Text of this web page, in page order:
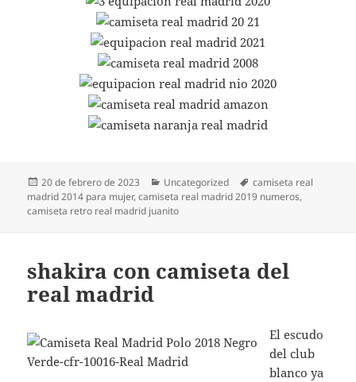
Publicado
el
20 de febrero de 2023 Categorías
Uncategorized Etiquetas
camiseta real
madrid 2014 para mujer,camiseta real madrid 2019 numeros,
camiseta retro real madrid juanito
shakira con camiseta del
real madrid
El escudo
del club
blanco ya